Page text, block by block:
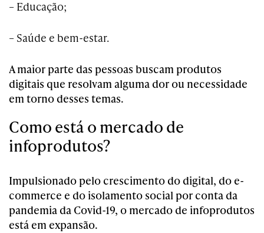
– Educação;
– Saúde e bem-estar.
A maior parte das pessoas buscam produtos
digitais que resolvam alguma dor ou necessidade
em torno desses temas.
Como está o mercado de
infoprodutos?
Impulsionado pelo crescimento do digital, do e-
commerce e do isolamento social por conta da
pandemia da Covid-19, o mercado de infoprodutos
está em expansão.